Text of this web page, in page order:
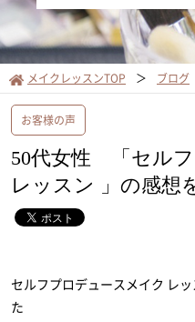
お客様の声
オンラインショップ
メイクレッスンTOP ブログ
お客様の声
50代女性 「セル
レッスン 」の感想
セルフプロデュースメイク レ
た